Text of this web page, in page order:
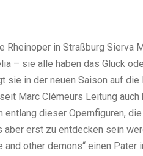
in Straßburg Sierva
– sie alle haben das Glück
sie in der neuen Saison auf die
Marc Clémeurs Leitung
entlang dieser Opernfiguren,
erst zu entdecken sein
and other demons“ einen